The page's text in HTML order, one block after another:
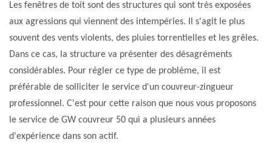
Les fenêtres de toit sont des structures qui sont très exposées
aux agressions qui viennent des intempéries. Il s'agit le plus
souvent des vents violents, des pluies torrentielles et les grêles.
Dans ce cas, la structure va présenter des désagréments
considérables. Pour régler ce type de problème, il est
préférable de solliciter le service d'un couvreur-zingueur
professionnel. C'est pour cette raison que nous vous proposons
le service de GW couvreur 50 qui a plusieurs années
d'expérience dans son actif.